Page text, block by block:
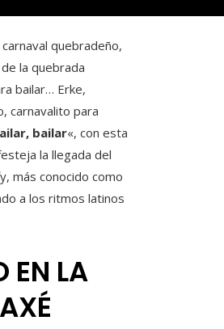
quebradeño,
la quebrada
bailar… Erke,
carnavalito para
bailar«, con esta
la llegada del
más conocido como
a los ritmos latinos
EN LA